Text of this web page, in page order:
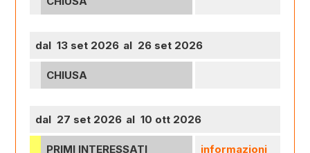
dal 13 set 2026 al 26 set 2026
CHIUSA
dal 27 set 2026 al 10 ott 2026
PRIMI INTERESSATI informazioni